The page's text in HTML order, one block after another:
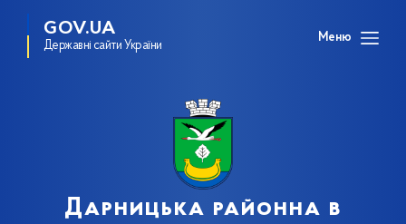
GOV.UA
Державні сайти України
Меню
Дарницька районна в